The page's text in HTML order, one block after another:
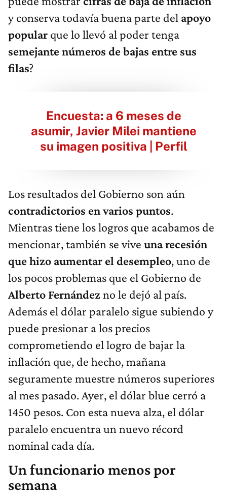
y conserva todavía buena parte del apoyo
popular que lo llevó al poder tenga
semejante números de bajas entre sus
filas?
Encuesta: a 6 meses de
asumir, Javier Milei mantiene
su imagen positiva | Perfil
Los resultados del Gobierno son aún
contradictorios en varios puntos.
Mientras tiene los logros que acabamos de
mencionar, también se vive una recesión
que hizo aumentar el desempleo, uno de
los pocos problemas que el Gobierno de
Alberto Fernándezno le dejó al país.
Además el dólar paralelo sigue subiendo y
puede presionar a los precios
comprometiendo el logro de bajar la
inflación que, de hecho, mañana
seguramente muestre números superiores
al mes pasado. Ayer, el dólar blue cerró a
1450 pesos. Con esta nueva alza, el dólar
paralelo encuentra un nuevo récord
nominal cada día.
Un funcionario menos por
semana